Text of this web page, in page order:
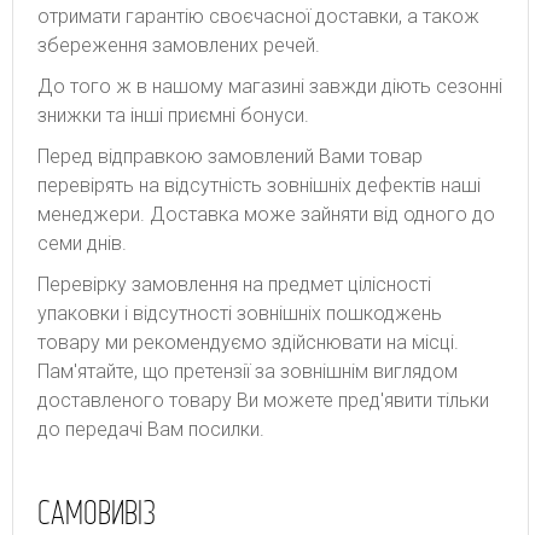
отримати гарантію своєчасної доставки, а також
збереження замовлених речей.
До того ж в нашому магазині завжди діють сезонні
знижки та інші приємні бонуси.
Перед відправкою замовлений Вами товар
перевірять на відсутність зовнішніх дефектів наші
менеджери. Доставка може зайняти від одного до
семи днів.
Перевірку замовлення на предмет цілісності
упаковки і відсутності зовнішніх пошкоджень
товару ми рекомендуємо здійснювати на місці.
Пам'ятайте, що претензії за зовнішнім виглядом
доставленого товару Ви можете пред'явити тільки
до передачі Вам посилки.
САМОВИВІЗ